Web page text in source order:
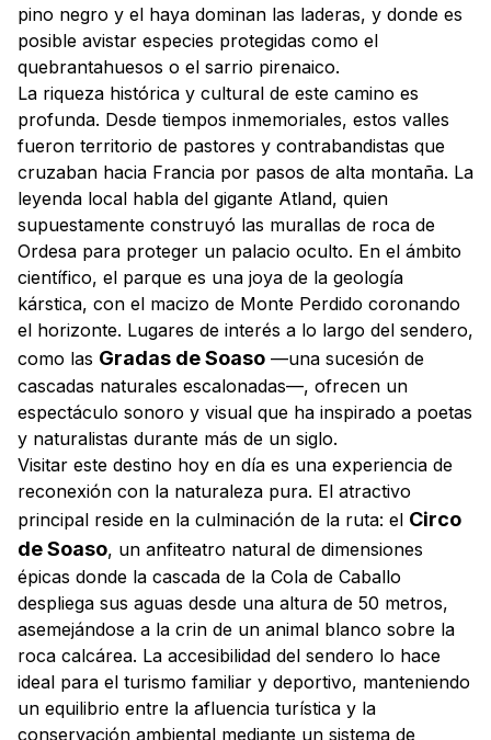
pino negro y el haya dominan las laderas, y donde es
posible avistar especies protegidas como el
quebrantahuesos o el sarrio pirenaico.
La riqueza histórica y cultural de este camino es
profunda. Desde tiempos inmemoriales, estos valles
fueron territorio de pastores y contrabandistas que
cruzaban hacia Francia por pasos de alta montaña. La
leyenda local habla del gigante Atland, quien
supuestamente construyó las murallas de roca de
Ordesa para proteger un palacio oculto. En el ámbito
científico, el parque es una joya de la geología
kárstica, con el macizo de Monte Perdido coronando
el horizonte. Lugares de interés a lo largo del sendero,
como las Gradas de Soaso —una sucesión de
cascadas naturales escalonadas—, ofrecen un
espectáculo sonoro y visual que ha inspirado a poetas
y naturalistas durante más de un siglo.
Visitar este destino hoy en día es una experiencia de
reconexión con la naturaleza pura. El atractivo
principal reside en la culminación de la ruta: el Circo
de Soaso, un anfiteatro natural de dimensiones
épicas donde la cascada de la Cola de Caballo
despliega sus aguas desde una altura de 50 metros,
asemejándose a la crin de un animal blanco sobre la
roca calcárea. La accesibilidad del sendero lo hace
ideal para el turismo familiar y deportivo, manteniendo
un equilibrio entre la afluencia turística y la
conservación ambiental mediante un sistema de